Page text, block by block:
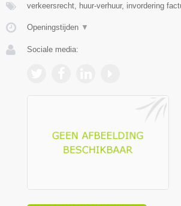
verkeersrecht, huur-verhuur, invordering
Openingstijden ▼
Sociale media: